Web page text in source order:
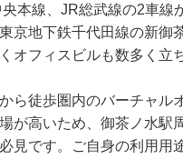
本線、JR総武線の2車線
京地下鉄千代田線の新御
オフィスビルも数多く立
ら徒歩圏内のバーチャル
が高いため、御茶ノ水駅
見です。ご自身の利用用